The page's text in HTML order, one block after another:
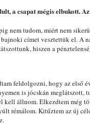
a csapat mégis elbukott.
nem tudom, miért nem
címet vesztettük el. A
hiszen a
feldolgozni, hogy az első
is jócskán meglátszott,
kell állnom. Elkezdtem még
rémálom. Kitűztem az új